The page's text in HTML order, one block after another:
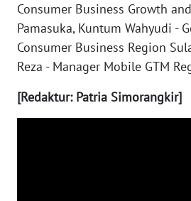
Consumer Business Growth
Pamasuka, Kuntum Wahyudi -
Consumer Business Region
Reza - Manager Mobile GTM
[Redaktur: Patria Simorangkir]
WN
NTB